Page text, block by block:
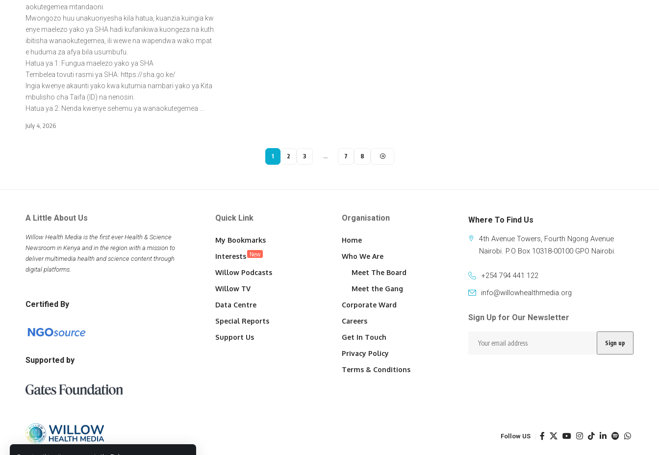
aokutegemea mtandaoni.
Mwongozo huu unakuonyesha kila hatua, kuanzia kuingia kw
enye maelezo yako ya SHA hadi kufanikiwa kuongeza na kuth
ibitisha wanaokutegemea, ili wewe na wapendwa wako mpat
e huduma za afya bila usumbufu.
Hatua ya 1: Fungua maelezo yako ya SHA
Tembelea tovuti rasmi ya SHA: https://sha.go.ke/
Ingia kwenye akaunti yako kwa kutumia nambari yako ya Kita
mbulisho cha Taifa (ID) na nenosiri.
Hatua ya 2: Nenda kwenye sehemu ya wanaokutegemea …
July 4, 2026
1 2 3 … 7 8
A Little About Us
Willow Health Media is the first ever Health & Science
Newsroom in Kenya and in the region with a mission to
deliver multimedia health and science content through
digital platforms.
Certified By
Supported by
Quick Link
My Bookmarks
Interests New
Willow Podcasts
Willow TV
Data Centre
Special Reports
Support Us
Organisation
Home
Who We Are
Meet The Board
Meet the Gang
Corporate Ward
Careers
Get In Touch
Privacy Policy
Terms & Conditions
Where To Find Us
4th Avenue Towers, Fourth Ngong Avenue
Nairobi. P.O Box 10318-00100 GPO Nairobi.
+254 794 441 122
info@willowhealthmedia.org
Sign Up for Our Newsletter
Follow US